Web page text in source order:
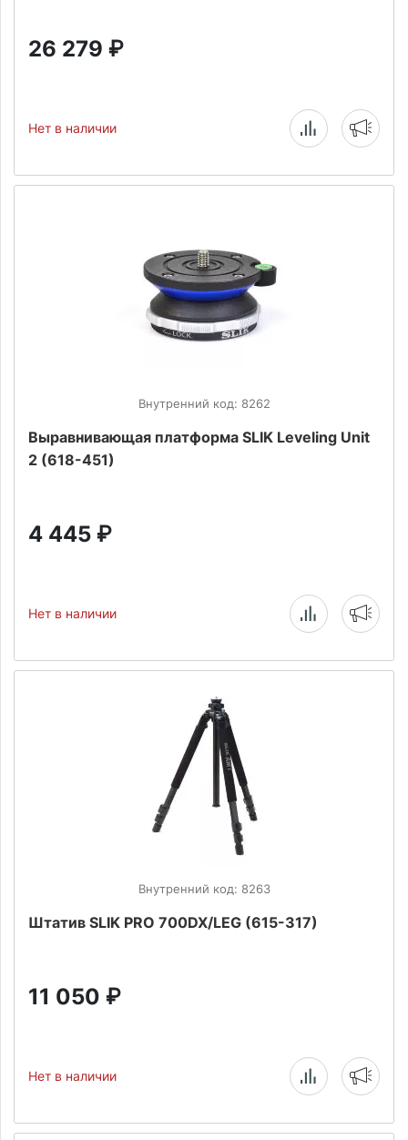
26 279 ₽
Нет в наличии
Внутренний код: 8262
Выравнивающая платформа SLIK Leveling Unit
2 (618-451)
4 445 ₽
Нет в наличии
Внутренний код: 8263
Штатив SLIK PRO 700DX/LEG (615-317)
11 050 ₽
Нет в наличии